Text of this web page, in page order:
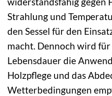
Strahlung und
den Sessel für den
macht. Dennoch wird
Lebensdauer die
Holzpflege und das
Wetterbedingungen